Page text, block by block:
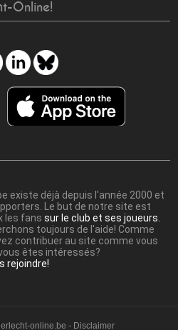
Online!
existe déjà depuis l'année 2000 et
Le but de notre site est
les fanssur le club et ses joueurs.
toujours de l'aide! Comme
contribuer au site comme vous
êtes intéressés?
rejoindre!
online.be - Disclaimer